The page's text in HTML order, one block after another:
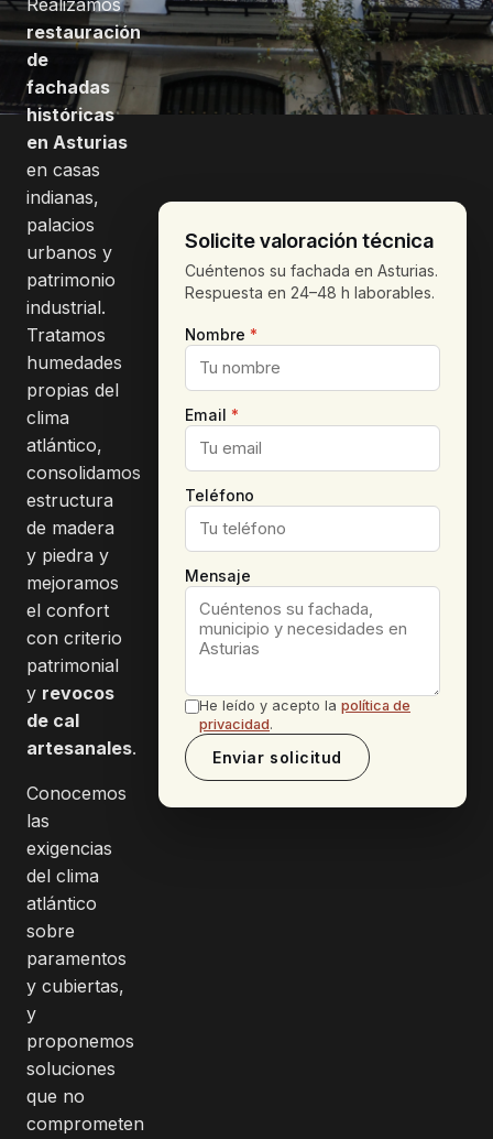
Realizamos
restauración
de
fachadas
históricas
en Asturias
en casas
indianas,
palacios
urbanos y
patrimonio
industrial.
Tratamos
humedades
propias del
clima
atlántico,
consolidamos
estructura
de madera
y piedra y
mejoramos
el confort
con criterio
patrimonial
y revocos
de cal
artesanales.
Conocemos
las
exigencias
del clima
atlántico
sobre
paramentos
y cubiertas,
y
proponemos
soluciones
que no
comprometen
Solicite valoración técnica
Cuéntenos su fachada en Asturias.
Respuesta en 24–48 h laborables.
Nombre *
Email *
Teléfono
Mensaje
He leído y acepto la política de
privacidad.
Enviar solicitud